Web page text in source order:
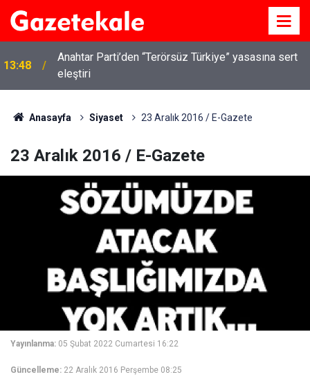
Anahtar Parti’den “Terörsüz Türkiye” yasasına sert
eleştiri
13:07
Kırıkkale’de hayvan hastalıklarına karşı denetimler
artırıldı
Anasayfa Siyaset 23 Aralık 2016 / E-Gazete
23 Aralık 2016 / E-Gazete
Yayınlanma: 05 Şubat 2022 Cumartesi 16:22
Güncelleme: 22 Aralık 2016 Perşembe 08:25